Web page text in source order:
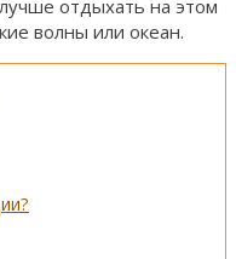
отдыхать на этом
волны или океан.